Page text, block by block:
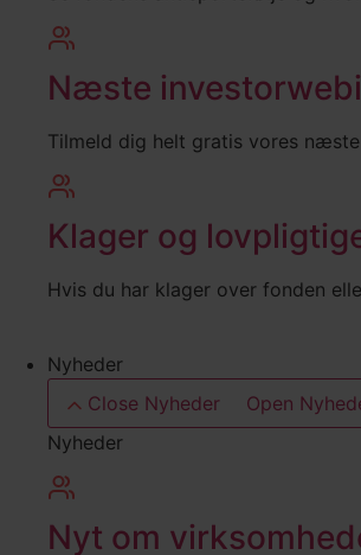
Næste
Tilmeld dig helt gratis vores
Klager og
Hvis du har klager over fonden
Nyheder
Close Nyheder
Open
Nyheder
Nyt om